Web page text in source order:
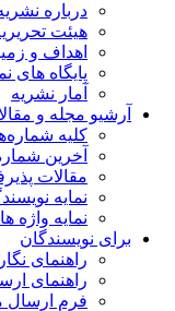
درباره نشریه
هیئت تحریریه
اهداف و زمینه‌ها
پایگاه های نمایه کننده
آمار نشریه
مجله و مقالات
کلیه شماره‌های مجله
آخرین شماره
مقالات پذیرفته شده
نمایه نویسندگان
نمایه واژه های کلیدی
نویسندگان
راهنمای نگارش مقاله
راهنمای ارسال مقاله
فرم ارسال مقاله